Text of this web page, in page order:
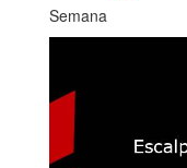
Semana